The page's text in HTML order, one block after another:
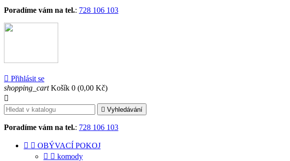
Poradíme vám na tel.: 728 106 103
 Přihlásit se
shopping_cart Košík 0 (0,00 Kč)

 Vyhledávání
Poradíme vám na tel.: 728 106 103
  OBÝVACÍ POKOJ
  komody